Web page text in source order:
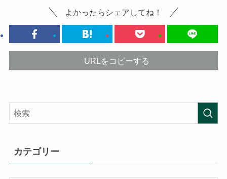
よかったらシェアしてね！
URLをコピーする
カテゴリー